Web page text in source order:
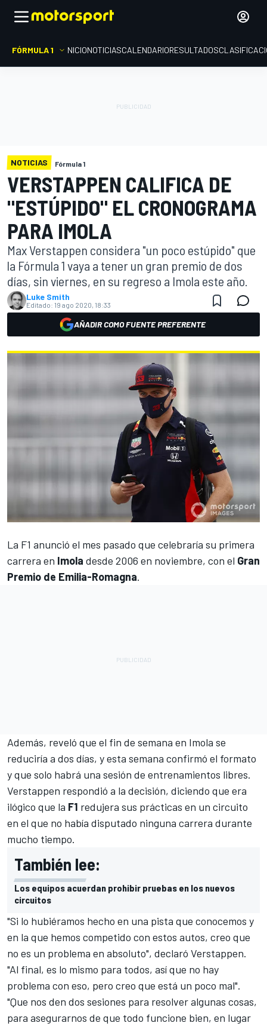
FÓRMULA 1 INICIONOTICIASCALENDARIORESULTADOS
NOTICIAS Fórmula 1
VERSTAPPEN CALIFICA DE
"ESTÚPIDO" EL CRONOGRAMA
PARA IMOLA
Max Verstappen considera "un poco estúpido" que
la Fórmula 1 vaya a tener un gran premio de dos
días, sin viernes, en su regreso a Imola este año.
Luke Smith
Editado: 19 ago 2020, 18:33
AÑADIR COMO FUENTE PREFERENTE
La F1 anunció el mes pasado que celebraría su primera
carrera en Imola desde 2006 en noviembre, con el Gran
Premio de Emilia-Romagna.
Además, reveló que el fin de semana en Imola se
reduciría a dos días, y esta semana confirmó el formato
y que solo habrá una sesión de entrenamientos libres.
Verstappen respondió a la decisión, diciendo que era
ilógico que la F1 redujera sus prácticas en un circuito
en el que no había disputado ninguna carrera durante
mucho tiempo.
También lee:
Los equipos acuerdan prohibir pruebas en los nuevos
circuitos
"Si lo hubiéramos hecho en una pista que conocemos y
en la que hemos competido con estos autos, creo que
no es un problema en absoluto", declaró Verstappen.
"Al final, es lo mismo para todos, así que no hay
problema con eso, pero creo que está un poco mal".
"Que nos den dos sesiones para resolver algunas cosas,
para asegurarnos de que todo funcione bien, en lugar